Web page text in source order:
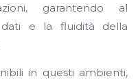
garantendo al
e la fluidità della
in questi ambienti,